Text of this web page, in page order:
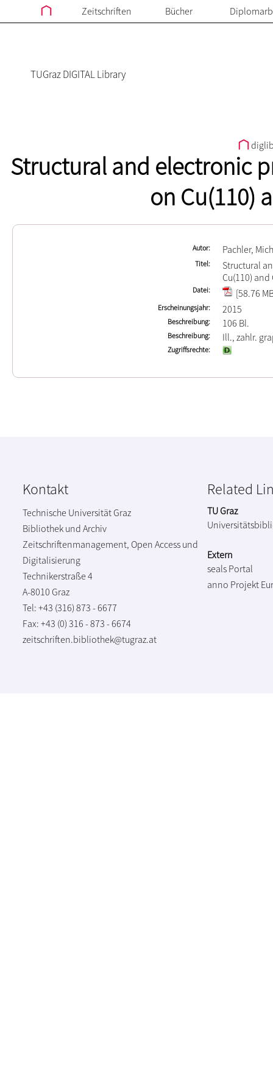
Zeitschriften Bücher
TUGraz DIGITAL Library
Structural and electronic
on Cu(110)
Autor Pachler,
Titel
Structural
Cu(110) and
Datei [58.76
Erscheinungsjahr 2015
Beschreibung 106 Bl.
Beschreibung Ill., zahlr.
Zugriffsrechte
Kontakt
Technische Universität Graz
Bibliothek und Archiv
Zeitschriftenmanagement, Open Access und
Digitalisierung
Technikerstraße 4
A-8010 Graz
Tel: +43 (316) 873 - 6677
Fax: +43 (0) 316 - 873 - 6674
zeitschriften.bibliothek@tugraz.at
Related
TU Graz
Extern
seals Portal
anno Projekt